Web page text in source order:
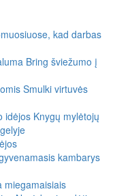
kad darbas
Bring šviežumo į
Smulki virtuvės
idėjos Knygų mylėtojų
kambarys
miegamaisiais